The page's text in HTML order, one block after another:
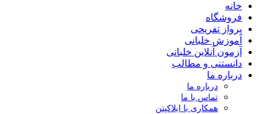
خانه
فروشگاه
پرواز تفریحی
آموزش خلبانی
آزمون آنلاین خلبانی
دانستنی و مطالب
درباره ما
درباره ما
تماس با ما
همکاری با ایلاکپتن